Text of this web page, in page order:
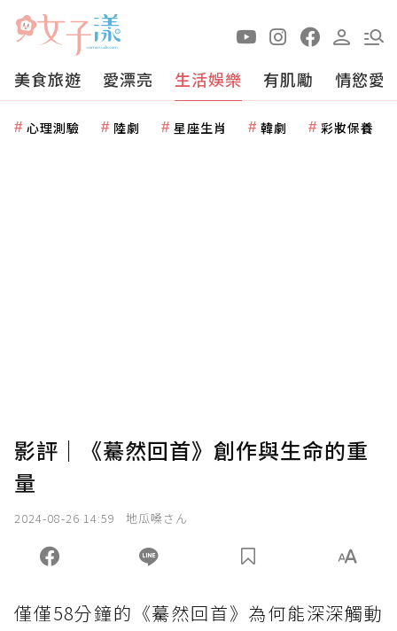
美食旅遊 愛漂亮 生活娛樂 有肌勵 情慾愛
心理測驗 陸劇 星座生肖 韓劇 彩妝保養
影評｜《驀然回首》創作與生命的重
量
2024-08-26 14:59 地瓜嗓さん
僅僅58分鐘的《驀然回首》為何能深深觸動